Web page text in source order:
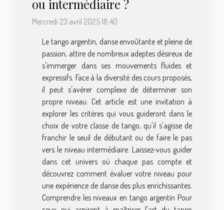
ou intermédiaire ?
Mercredi 23 avril 2025 18:40
Le tango argentin, danse envoûtante et pleine de
passion, attire de nombreux adeptes désireux de
s'immerger dans ses mouvements fluides et
expressifs. Face à la diversité des cours proposés,
il peut s'avérer complexe de déterminer son
propre niveau. Cet article est une invitation à
explorer les critères qui vous guideront dans le
choix de votre classe de tango, qu'il s'agisse de
franchir le seuil de débutant ou de faire le pas
vers le niveau intermédiaire. Laissez-vous guider
dans cet univers où chaque pas compte et
découvrez comment évaluer votre niveau pour
une expérience de danse des plus enrichissantes.
Comprendre les niveaux en tango argentin Pour